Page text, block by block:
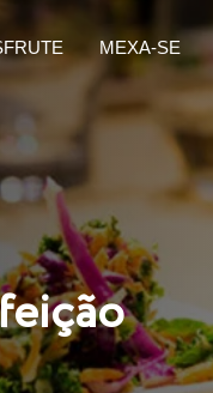
MEXA-SE